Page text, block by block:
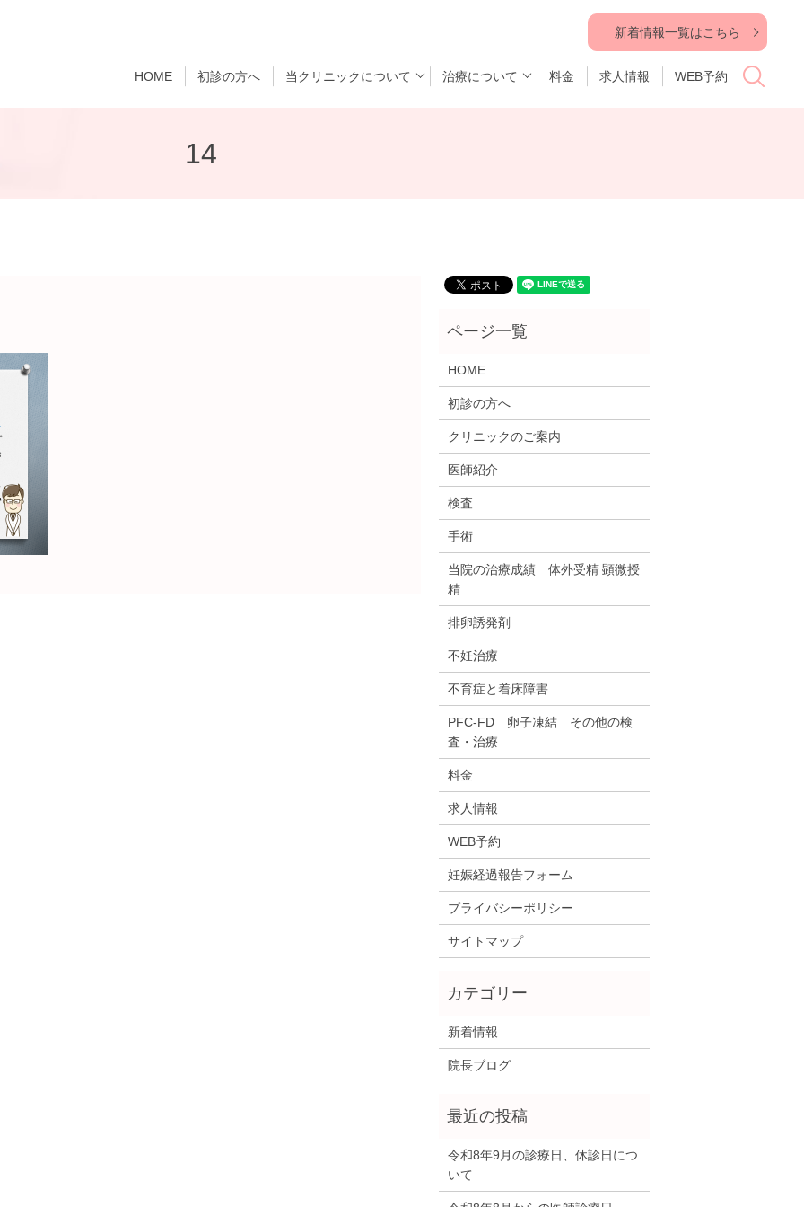
新着情報一覧はこちら
HOME 初診の方へ 当クリニックについて 治療について 料金 求人情報 WEB予約 search
14
HOME
初診の方へ
クリニックのご案内
医師紹介
検査
手術
当院の治療成績 体外受精 顕微授
精
排卵誘発剤
不妊治療
不育症と着床障害
PFC-FD 卵子凍結 その他の検
査・治療
料金
求人情報
WEB予約
妊娠経過報告フォーム
プライバシーポリシー
サイトマップ
新着情報
院長ブログ
令和8年9月の診療日、休診日につ
いて